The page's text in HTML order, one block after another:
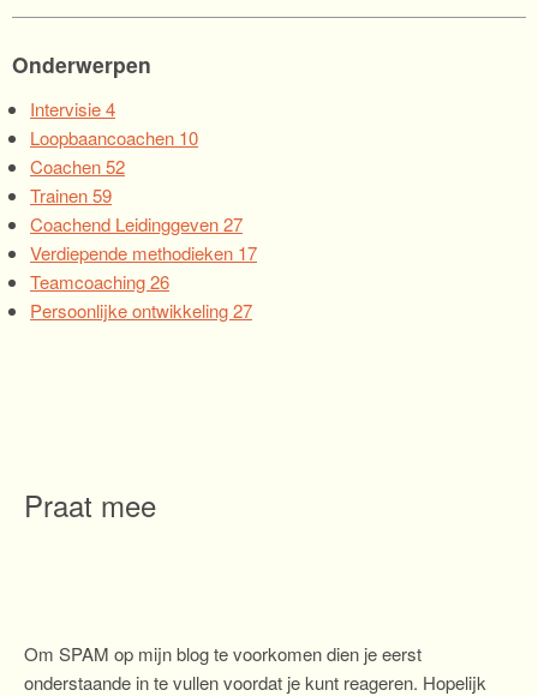
Onderwerpen
Intervisie4
Loopbaancoachen 10
Coachen52
Trainen59
Coachend Leidinggeven27
Verdiepende methodieken 17
Teamcoaching26
Persoonlijke ontwikkeling27
Praat mee
Om SPAM op mijn blog te voorkomen dien je eerst
onderstaande in te vullen voordat je kunt reageren. Hopelijk